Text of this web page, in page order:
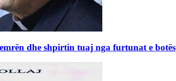
dhe shpirtin tuaj nga furtunat e botës